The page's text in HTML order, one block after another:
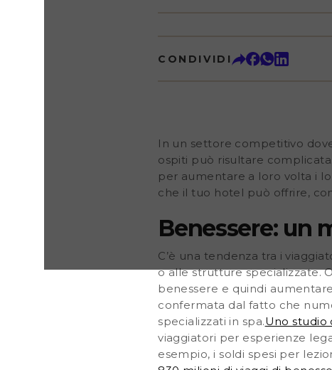
tra i viaggiatori: la ricerca di esperienze di benessere.
condotto dal Global Wellness Institute nel 2015 ha
CONDIVIDI
In un settore competitivo
ospiti può risultare
per aumentare a loro volta i
che il tuo hotel può offrire,
Benessere: un
C’è una tendenza tra i
o alle strutture specializzate.
benessere e quindi
confermata dal fatto che
specializzati in spa.Uno studio
viaggiatori per esperienze
esempio, i soldi spesi per